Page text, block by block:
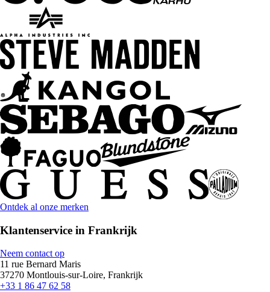
Ontdek al onze merken
Klantenservice in Frankrijk
Neem contact op
11 rue Bernard Maris
37270 Montlouis-sur-Loire, Frankrijk
+33 1 86 47 62 58